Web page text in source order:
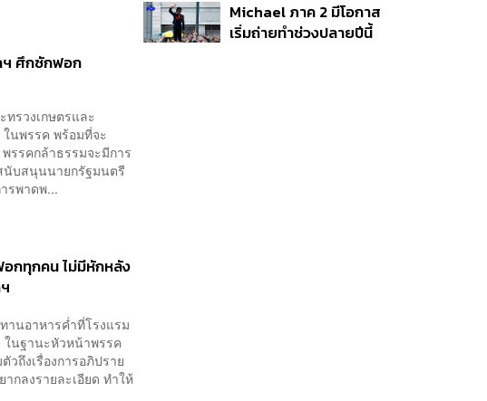
ฯ ศึกซักฟอก
รวงเกษตรและ
นพรรค พร้อมที่จะ
รรคกล้าธรรมจะมีการ
นับสนุนนายกรัฐมนตรี
รพาดพ...
กทุกคน ไม่มีหักหลัง
านอาหารค่ำ​ที่โรงแรม
ในฐานะหัวหน้าพรรค
วถึงเรื่องการอภิปราย
ากลงรายละเอียด ทำให้
เท่าเดิม เน็ตบ้านโตแรงสุด
7.9%
Michael ภาค 2 มีโอกาส
เริ่มถ่ายทำช่วงปลายปีนี้